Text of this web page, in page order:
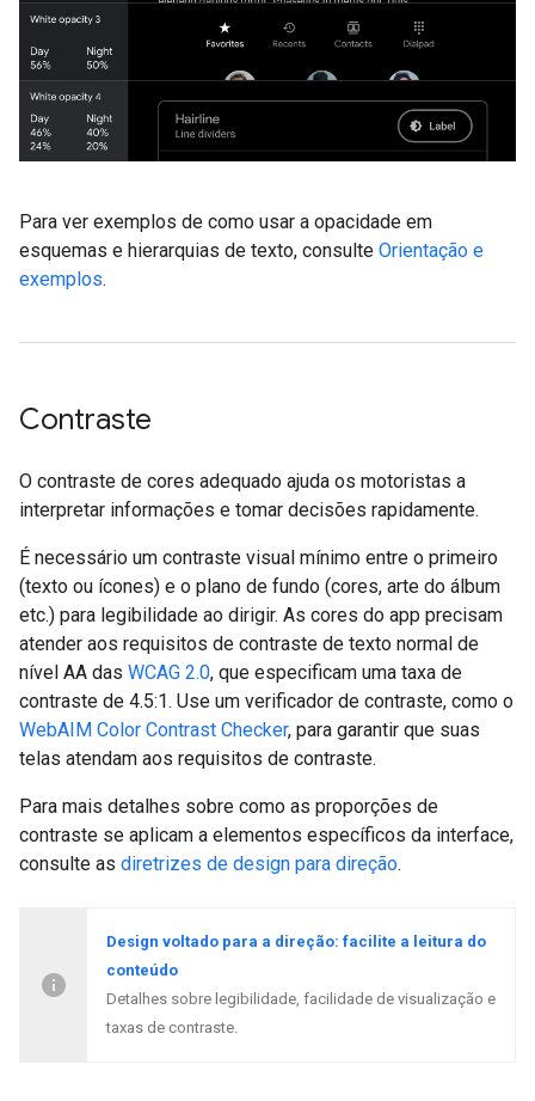
Para ver exemplos de como usar a opacidade em
esquemas e hierarquias de texto, consulte Orientação e
exemplos.
Contraste
O contraste de cores adequado ajuda os motoristas a
interpretar informações e tomar decisões rapidamente.
É necessário um contraste visual mínimo entre o primeiro
(texto ou ícones) e o plano de fundo (cores, arte do álbum
etc.) para legibilidade ao dirigir. As cores do app precisam
atender aos requisitos de contraste de texto normal de
nível AA das WCAG 2.0, que especificam uma taxa de
contraste de 4.5:1. Use um verificador de contraste, como o
WebAIM Color Contrast Checker, para garantir que suas
telas atendam aos requisitos de contraste.
Para mais detalhes sobre como as proporções de
contraste se aplicam a elementos específicos da interface,
consulte as diretrizes de design para direção.
Design voltado para a direção: facilite a leitura do
conteúdo
Detalhes sobre legibilidade, facilidade de visualização e
taxas de contraste.